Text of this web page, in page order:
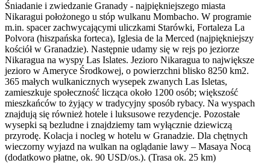
Śniadanie i zwiedzanie Granady - najpiękniejszego miasta
Nikaragui położonego u stóp wulkanu Mombacho. W programie
m.in. spacer zachwycającymi uliczkami Starówki, Fortaleza La
Polvora (hiszpańska forteca), Iglesia de la Merced (najpiękniejszy
kościół w Granadzie). Następnie udamy się w rejs po jeziorze
Nikaragua na wyspy Las Islates. Jezioro Nikaragua to największe
jezioro w Ameryce Środkowej, o powierzchni blisko 8250 km2.
365 małych wulkanicznych wysepek zwanych Las Isletas,
zamieszkuje społeczność licząca około 1200 osób; większość
mieszkańców to żyjący w tradycyjny sposób rybacy. Na wyspach
znajdują się również hotele i luksusowe rezydencje. Pozostałe
wysepki są bezludne i znajdziemy tam wyłącznie dziewiczą
przyrodę. Kolacja i nocleg w hotelu w Granadzie. Dla chętnych
wieczorny wyjazd na wulkan na oglądanie lawy – Masaya Nocą
(dodatkowo płatne, ok. 90 USD/os.). (Trasa ok. 25 km)